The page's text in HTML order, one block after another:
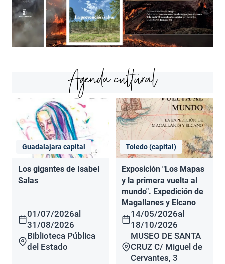
Agenda cultural
Guadalajara capital
Los gigantes de Isabel
Salas
01/07/2026al
31/08/2026
Biblioteca Pública
del Estado
Toledo (capital)
Exposición "Los Mapas
y la primera vuelta al
mundo". Expedición de
Magallanes y Elcano
14/05/2026al
18/10/2026
MUSEO DE SANTA
CRUZ C/ Miguel de
Cervantes, 3